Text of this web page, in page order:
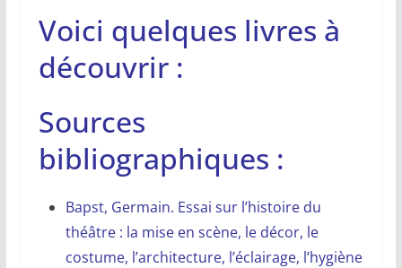
Voici quelques livres à
découvrir :
Sources
bibliographiques :
Bapst, Germain. Essai sur l’histoire du
théâtre : la mise en scène, le décor, le
costume, l’architecture, l’éclairage, l’hygiène